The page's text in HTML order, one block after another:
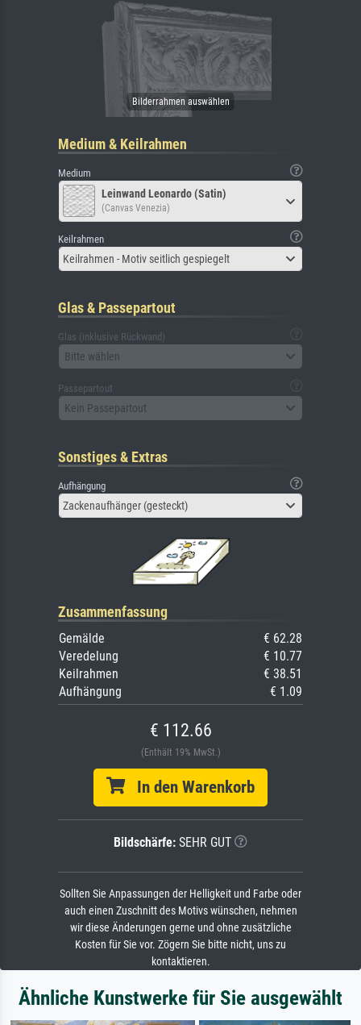
Medium & Keilrahmen
Medium
Leinwand Leonardo (Satin)
(Canvas Venezia)
Keilrahmen
Keilrahmen - Motiv seitlich gespiegelt
Glas & Passepartout
Glas (inklusive Rückwand)
Bitte wählen
Passepartout
Kein Passepartout
Sonstiges & Extras
Aufhängung
Zackenaufhänger (gesteckt)
Zusammenfassung
Gemälde
€ 62.28
Veredelung
€ 10.77
Keilrahmen
€ 38.51
Aufhängung
€ 1.09
€ 112.66
(Enthält 19% MwSt.)
In den Warenkorb
Bildschärfe: SEHR GUT
Sollten Sie Anpassungen der Helligkeit und Farbe oder
auch einen Zuschnitt des Motivs wünschen, nehmen
wir diese Änderungen gerne und ohne zusätzliche
Kosten für Sie vor. Zögern Sie bitte nicht, uns zu
kontaktieren.
Ähnliche Kunstwerke für Sie ausgewählt